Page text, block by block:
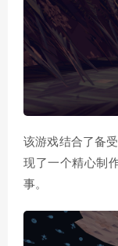
该游戏结合了备
现了一个精心制
事。